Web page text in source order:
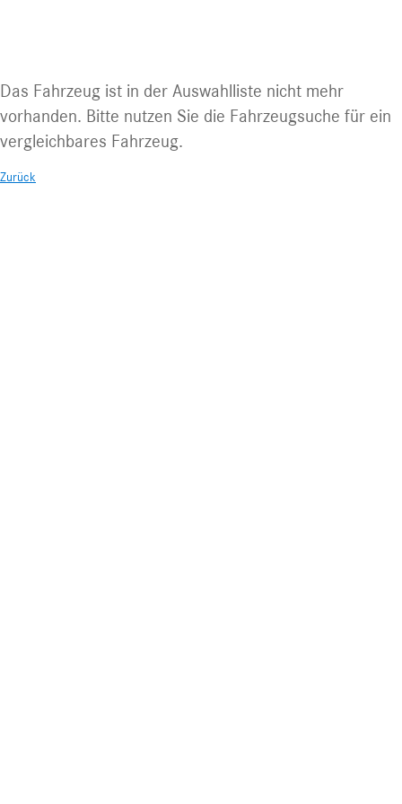
Das Fahrzeug ist in der Auswahlliste nicht mehr
vorhanden. Bitte nutzen Sie die Fahrzeugsuche für ein
vergleichbares Fahrzeug.
Zurück